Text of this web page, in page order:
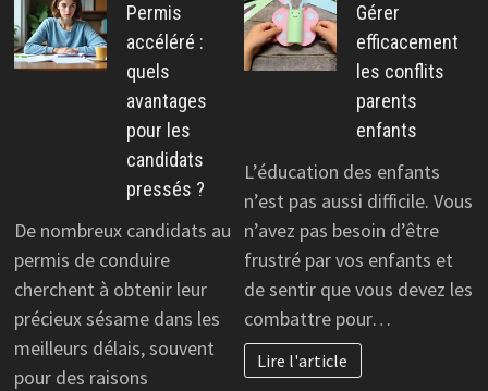
Permis
accéléré :
quels
avantages
pour les
candidats
pressés ?
De nombreux candidats au
permis de conduire
cherchent à obtenir leur
précieux sésame dans les
meilleurs délais, souvent
pour des raisons
Gérer
efficacement
les conflits
parents
enfants
L’éducation des enfants
n’est pas aussi difficile. Vous
n’avez pas besoin d’être
frustré par vos enfants et
de sentir que vous devez les
combattre pour…
Lire l'article